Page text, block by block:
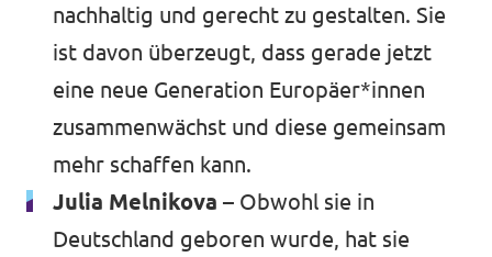
nachhaltig und gerecht zu gestalten. Sie
ist davon überzeugt, dass gerade jetzt
eine neue Generation Europäer*innen
zusammenwächst und diese gemeinsam
mehr schaffen kann.
Julia Melnikova – Obwohl sie in
Deutschland geboren wurde, hat sie